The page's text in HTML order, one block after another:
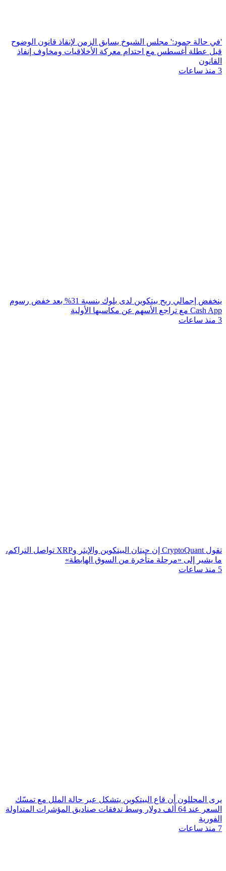
'في حالة جمود:' مجلس الشيوخ يسابق الزمن لإنقاذ قانون الوضوح
قبل عطلة أغسطس مع احتدام معركة الأخلاقيات ومخاوف إنفاذ
القانون
3 منذ ساعات
ينخفض إجمالي ربح بيتكوين لدى بلوك بنسبة 31% بعد خفض رسوم
Cash App مع تراجع الأسهم عن مكاسبها الأولية
3 منذ ساعات
تقول CryptoQuant إن حيتان البيتكوين والإيثر وXRP تواصل التراكم،
ما يشير إلى «مرحلة متأخرة من السوق الهابطة»
5 منذ ساعات
يرى المحللون أن قاع البيتكوين يتشكل عبر حالة الملل مع تمسّك
السعر عند 64 ألف دولار وسط تدفقات صناديق المؤشرات المتداولة
الفورية
7 منذ ساعات